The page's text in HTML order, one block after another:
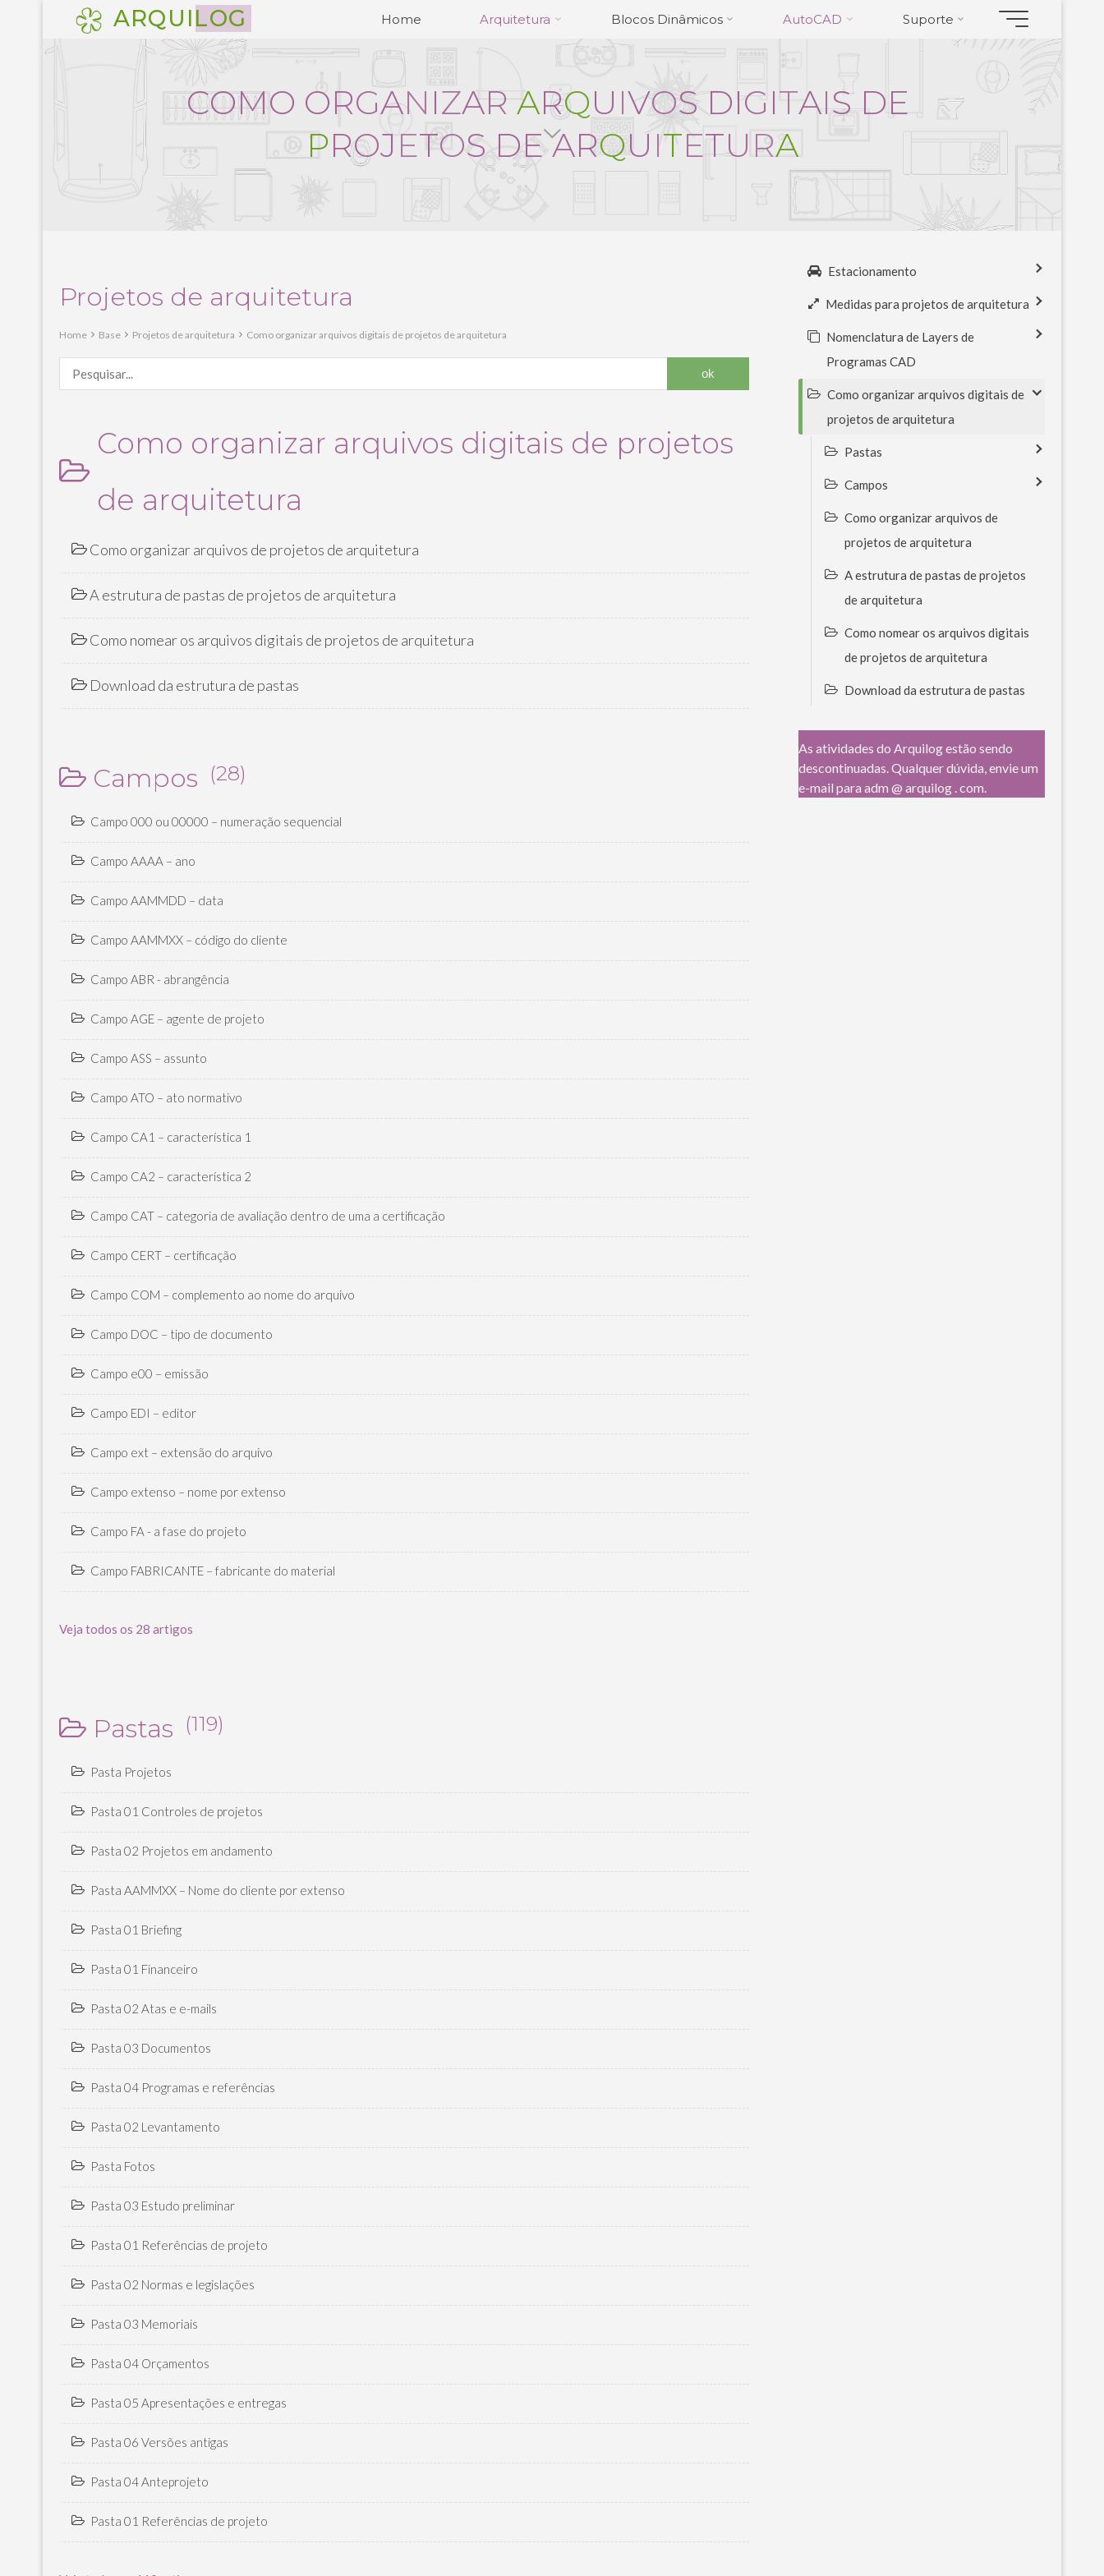
ARQUILOG Home Arquitetura Blocos Dinâmicos AutoCAD Suporte
COMO ORGAN IZAR ARQU IVOS DIGITAIS DE
PROJETOS DE ARQU ITETU RA
Projetos de arquitetura
Home Base Projetos de arquitetura Como organizar arquivos digitais de projetos de arquitetura
Como organizar arquivos digitais de projetos
de arquitetura
Como organizar arquivos de projetos de arquitetura
A estrutura de pastas de projetos de arquitetura
Como nomear os arquivos digitais de projetos de arquitetura
Download da estrutura de pastas
Campos (28)
Campo 000 ou 00000 – numeração sequencial
Campo AAAA – ano
Campo AAMMDD – data
Campo AAMMXX – código do cliente
Campo ABR - abrangência
Campo AGE – agente de projeto
Campo ASS – assunto
Campo ATO – ato normativo
Campo CA1 – característica 1
Campo CA2 – característica 2
Campo CAT – categoria de avaliação dentro de uma a certificação
Campo CERT – certificação
Campo COM – complemento ao nome do arquivo
Campo DOC – tipo de documento
Campo e00 – emissão
Campo EDI – editor
Campo ext – extensão do arquivo
Campo extenso – nome por extenso
Campo FA - a fase do projeto
Campo FABRICANTE – fabricante do material
Veja todos os 28 artigos
Pastas (119)
Pasta Projetos
Pasta 01 Controles de projetos
Pasta 02 Projetos em andamento
Pasta AAMMXX – Nome do cliente por extenso
Pasta 01 Briefing
Pasta 01 Financeiro
Pasta 02 Atas e e-mails
Pasta 03 Documentos
Pasta 04 Programas e referências
Pasta 02 Levantamento
Pasta Fotos
Pasta 03 Estudo preliminar
Pasta 01 Referências de projeto
Pasta 02 Normas e legislações
Pasta 03 Memoriais
Pasta 04 Orçamentos
Pasta 05 Apresentações e entregas
Pasta 06 Versões antigas
Pasta 04 Anteprojeto
Pasta 01 Referências de projeto
Estacionamento
Medidas para projetos de arquitetura
Nomenclatura de Layers de
Programas CAD
Como organizar arquivos digitais de
projetos de arquitetura
Pastas
Campos
Como organizar arquivos de
projetos de arquitetura
A estrutura de pastas de projetos
de arquitetura
Como nomear os arquivos digitais
de projetos de arquitetura
Download da estrutura de pastas
As atividades do Arquilog estão sendo
descontinuadas. Qualquer dúvida, envie um
e-mail para adm @ arquilog . com.